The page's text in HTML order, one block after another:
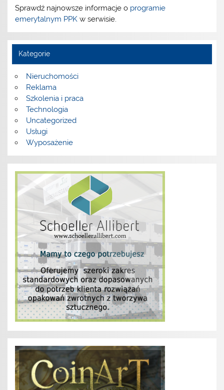
Sprawdź najnowsze informacje o programie
emerytalnym PPK w serwisie.
Kategorie
Nieruchomości
Reklama
Szkolenia i praca
Technologia
Uncategorized
Usługi
Wyposażenie